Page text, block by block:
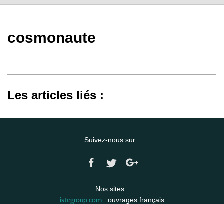
cosmonaute
Les articles liés :
Suivez-nous sur :
Nos sites :
istegroup.com: ouvrages français